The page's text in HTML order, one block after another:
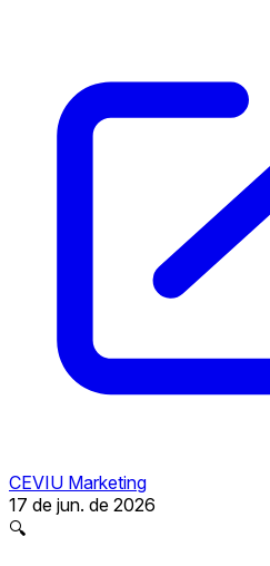
CEVIU Marketing
17 de jun. de 2026
🔍